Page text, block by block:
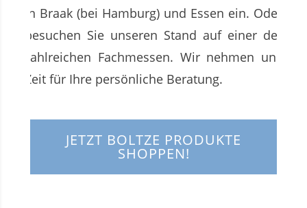
in Braak (bei Hamburg) und Essen ein. Oder
besuchen Sie unseren Stand auf einer der
zahlreichen Fachmessen. Wir nehmen uns
Zeit für Ihre persönliche Beratung.
JETZT BOLTZE PRODUKTE
SHOPPEN!